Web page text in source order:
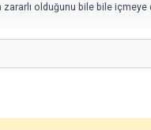
zararlı olduğunu bile bile